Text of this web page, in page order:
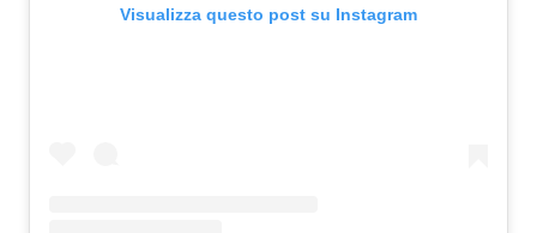
Visualizza questo post su Instagram